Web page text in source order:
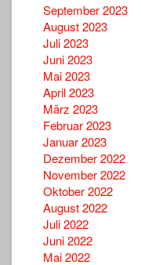
September 2023
August 2023
Juli 2023
Juni 2023
Mai 2023
April 2023
März 2023
Februar 2023
Januar 2023
Dezember 2022
November 2022
Oktober 2022
August 2022
Juli 2022
Juni 2022
Mai 2022